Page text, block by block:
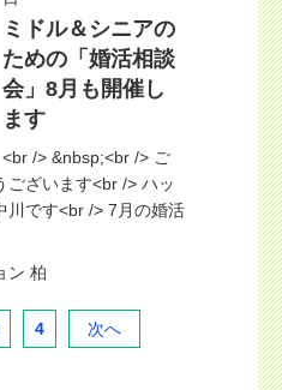
ミドル＆シニアの
ための「婚活相談
会」8月も開催し
ます
<br /> &nbsp;<br /> ご
ございます<br /> ハッ
川です<br /> 7月の婚活
ン 柏
4 次へ